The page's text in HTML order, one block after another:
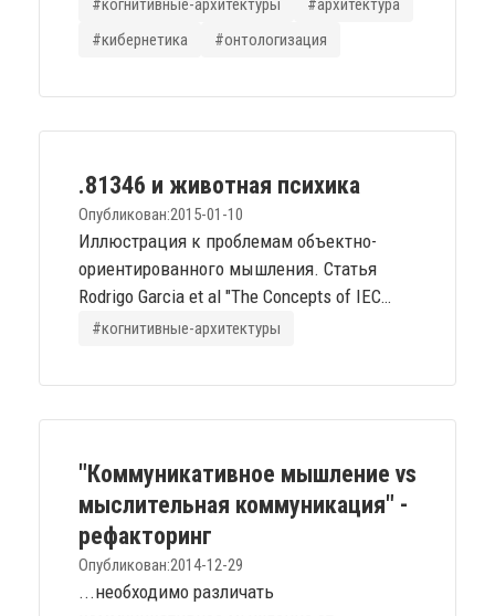
построения когнитивной архитектуры.
Изначальная моя хрупкая надежда, что я
накачивает термин "понимание"
мира". Оно нужно ему только...
#когнитивные-архитектуры
#архитектура
#кибернетика
#онтологизация
.81346 и животная психика
Опубликован:2015-01-10
Иллюстрация к проблемам объектно-
ориентированного мышления. Статья
Rodrigo Garcia et al "The Concepts of IEC
61346 Applied to a Software Architecture for
обсуждающая применение в программной
статье .61346 и IEEE 1471), который
регламентирует такую важную часть
подхода к архитектурному...
#когнитивные-архитектуры
"Коммуникативное мышление vs
мыслительная коммуникация" -
рефакторинг
Опубликован:2014-12-29
...необходимо различать